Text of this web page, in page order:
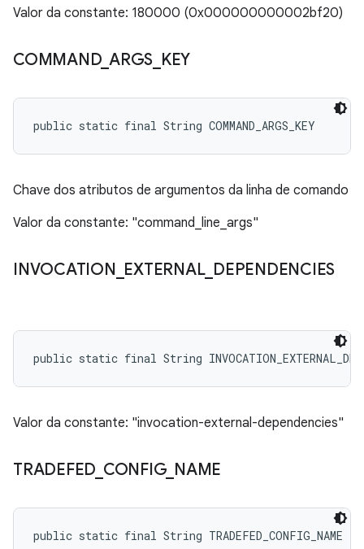
Valor da constante: 180000 (0x000000000002bf20)
COMMAND_ ARGS KEY
public static final String COMMAND_ARGS_KEY
Chave dos atributos de argumentos da linha de comando
Valor da constante: "command_line_args"
INVOCATION EXTERNAL_ DEPENDENCIES
public static final String
Valor da constante: "invocation-external-dependencies"
TRADEFED CONFIG_ NAME
public static final String TRADEFED_CONFIG_NAME